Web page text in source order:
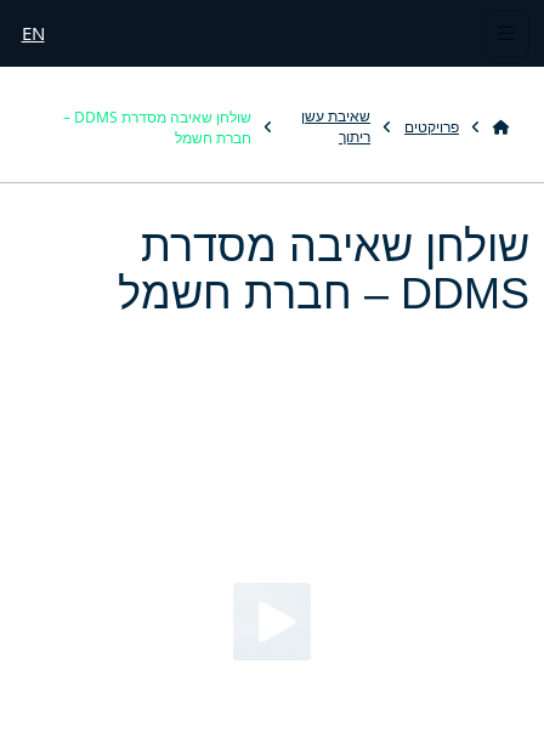
EN
פרויקטים
שאיבת עשן
ריתוך
שולחן שאיבה מסדרת DDMS –
חברת חשמל
שולחן שאיבה מסדרת
DDMS – חברת חשמל